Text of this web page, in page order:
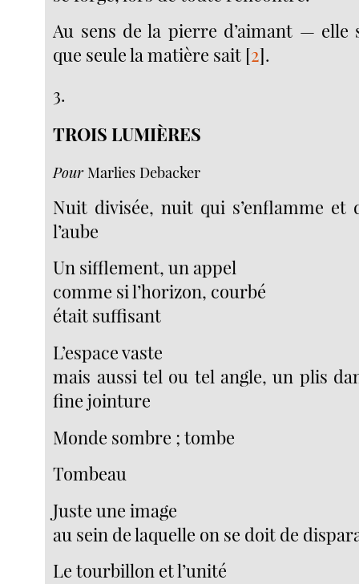
Au sens de la pierre d’aimant — elle
que seule la matière sait [2].
3.
TROIS LUMIÈRES
PourMarlies Debacker
Nuit divisée, nuit qui s’enflamme et
l’aube
Un sifflement, un appel
comme si l’horizon, courbé
était suffisant
L’espace vaste
mais aussi tel ou tel angle, un plis
fine jointure
Monde sombre ; tombe
Tombeau
Juste une image
au sein de laquelle on se doit de
Le tourbillon et l’unité